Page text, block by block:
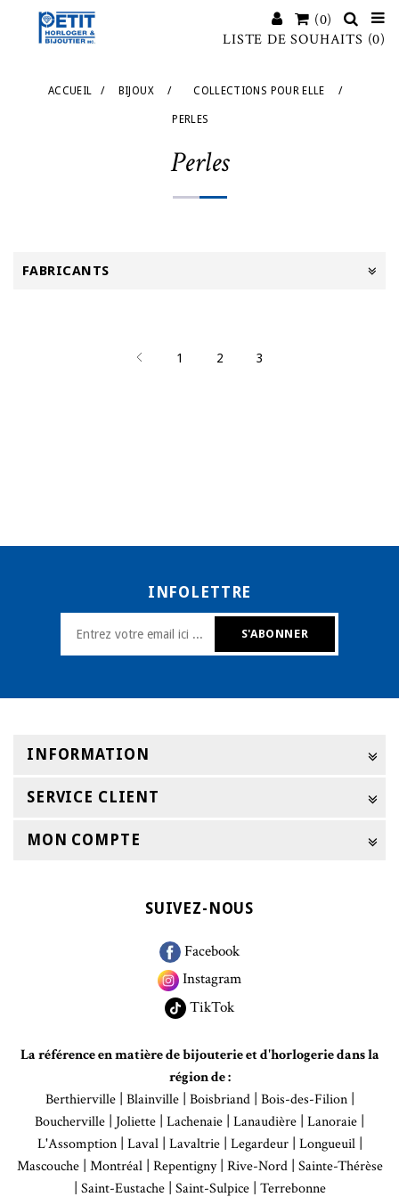
(0)
LISTE DE SOUHAITS (0)
ACCUEIL / BIJOUX / COLLECTIONS POUR ELLE /
PERLES
Perles
FABRICANTS
1 2 3
INFOLETTRE
INFORMATION
SERVICE CLIENT
MON COMPTE
SUIVEZ-NOUS
Facebook
Instagram
TikTok
La référence en matière de bijouterie et d'horlogerie dans la
région de :
Berthierville| Blainville| Boisbriand| Bois-des-Filion|
Boucherville | Joliette | Lachenaie | Lanaudière | Lanoraie |
L'Assomption| Laval| Lavaltrie| Legardeur| Longueuil|
Mascouche| Montréal| Repentigny| Rive-Nord| Sainte-Thérèse
| Saint-Eustache| Saint-Sulpice| Terrebonne